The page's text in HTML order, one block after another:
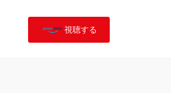
視聴する